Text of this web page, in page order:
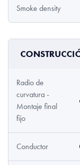
Smoke density
Radio de
curvatura -
Montaje final
fijo
Conductor